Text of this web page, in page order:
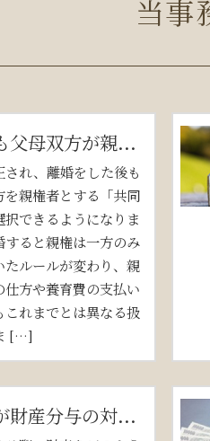
当事
父母双方が親...
され、離婚をした後も
を親権者とする「共同
択できるようになりま
すると親権は一方のみ
たルールが変わり、親
仕方や養育費の支払い
これまでとは異なる扱
[…]
財産分与の対...